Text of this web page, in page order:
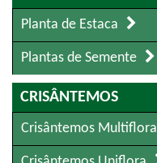
Planta de Estaca
Plantas de Semente
CRISÂNTEMOS
Crisântemos Multiflora